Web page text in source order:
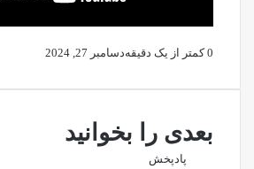
دسامبر 27, 2024 0کمتر از یک دقیقه
بعدی را بخوانید
پادپخش